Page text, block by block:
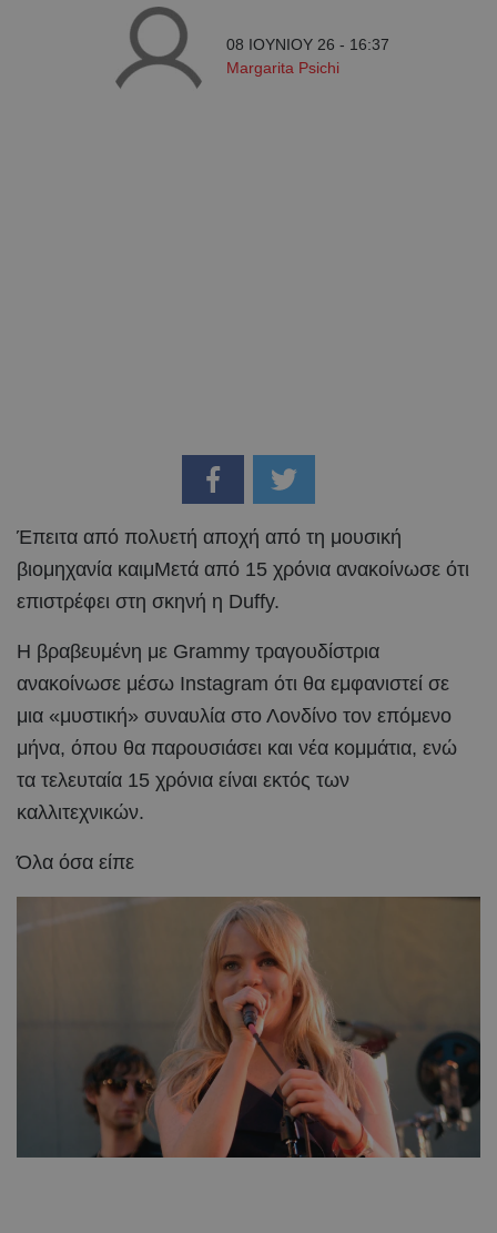
08 ΙΟΥΝΙΟΥ 26 - 16:37
Margarita Psichi
Έπειτα από πολυετή αποχή από τη μουσική
βιομηχανία καιμΜετά από 15 χρόνια ανακοίνωσε ότι
επιστρέφει στη σκηνή η Duffy.
Η βραβευμένη με Grammy τραγουδίστρια
ανακοίνωσε μέσω Instagram ότι θα εμφανιστεί σε
μια «μυστική» συναυλία στο Λονδίνο τον επόμενο
μήνα, όπου θα παρουσιάσει και νέα κομμάτια, ενώ
τα τελευταία 15 χρόνια είναι εκτός των
καλλιτεχνικών.
Όλα όσα είπε